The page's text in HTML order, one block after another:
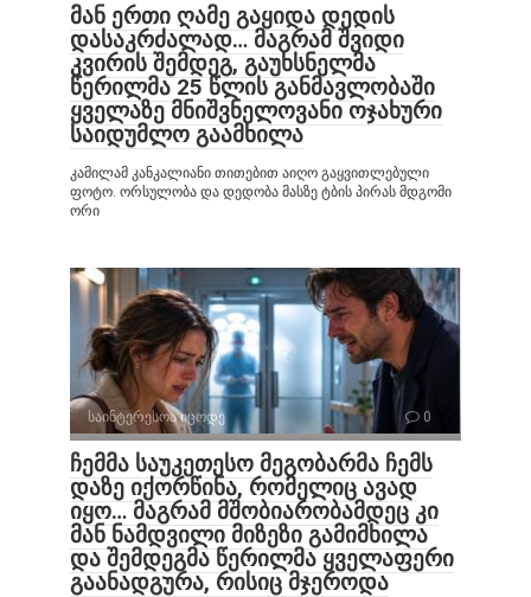
მან ერთი ღამე გაყიდა დედის
დასაკრძალად… მაგრამ შვიდი
კვირის შემდეგ, გაუხსნელმა
წერილმა 25 წლის განმავლობაში
ყველაზე მნიშვნელოვანი ოჯახური
საიდუმლო გაამხილა
კამილამ კანკალიანი თითებით აიღო გაყვითლებული
ფოტო. ორსულობა და დედობა მასზე ტბის პირას მდგომი
ორი
საინტერესოა იცოდე 0
ჩემმა საუკეთესო მეგობარმა ჩემს
დაზე იქორწინა, რომელიც ავად
იყო… მაგრამ მშობიარობამდეც კი
მან ნამდვილი მიზეზი გამიმხილა
და შემდეგმა წერილმა ყველაფერი
გაანადგურა, რისიც მჯეროდა